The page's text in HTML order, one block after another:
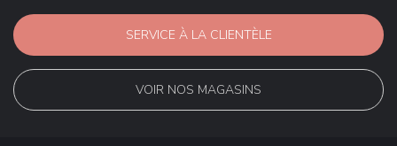
SERVICE À LA CLIENTÈLE
VOIR NOS MAGASINS